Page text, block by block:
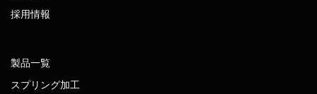
採用情報
製品一覧
スプリング加工